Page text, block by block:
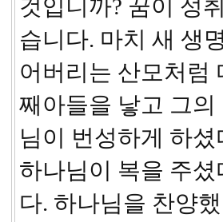
것입니까? 꿈이 성
습니다. 마치 새 생
어버리는 산모처럼
째아들을 낳고 그
님이 번성하게 하
하나님이 복을 주
다. 하나님을 찬양